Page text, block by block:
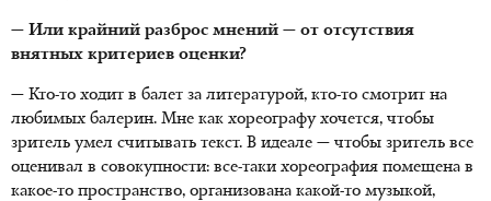
— Или крайний разброс мнений — от отсутствия
внятных критериев оценки?
— Кто-то ходит в балет за литературой, кто-то смотрит на
любимых балерин. Мне как хореографу хочется, чтобы
зритель умел считывать текст. В идеале — чтобы зритель все
оценивал в совокупности: все-таки хореография помещена в
какое-то пространство, организована какой-то музыкой,